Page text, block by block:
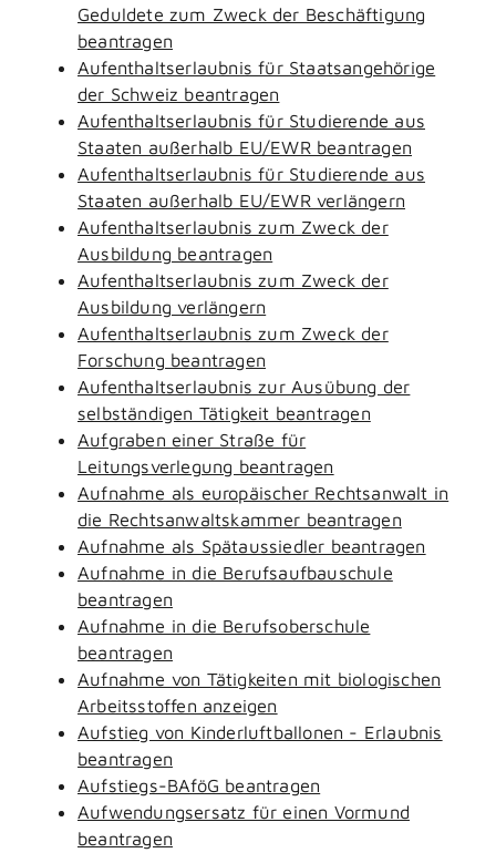
Geduldete zum Zweck der Beschäftigung
beantragen
Aufenthaltserlaubnis für Staatsangehörige
der Schweiz beantragen
Aufenthaltserlaubnis für Studierende aus
Staaten außerhalb EU/EWR beantragen
Aufenthaltserlaubnis für Studierende aus
Staaten außerhalb EU/EWR verlängern
Aufenthaltserlaubnis zum Zweck der
Ausbildung beantragen
Aufenthaltserlaubnis zum Zweck der
Ausbildung verlängern
Aufenthaltserlaubnis zum Zweck der
Forschung beantragen
Aufenthaltserlaubnis zur Ausübung der
selbständigen Tätigkeit beantragen
Aufgraben einer Straße für
Leitungsverlegung beantragen
Aufnahme als europäischer Rechtsanwalt in
die Rechtsanwaltskammer beantragen
Aufnahme als Spätaussiedler beantragen
Aufnahme in die Berufsaufbauschule
beantragen
Aufnahme in die Berufsoberschule
beantragen
Aufnahme von Tätigkeiten mit biologischen
Arbeitsstoffen anzeigen
Aufstieg von Kinderluftballonen - Erlaubnis
beantragen
Aufstiegs-BAföG beantragen
Aufwendungsersatz für einen Vormund
beantragen